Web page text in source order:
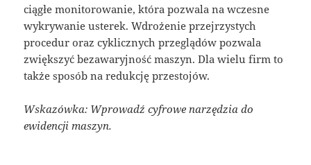
ciągłe monitorowanie, która pozwala na wczesne
wykrywanie usterek. Wdrożenie przejrzystych
procedur oraz cyklicznych przeglądów pozwala
zwiększyć bezawaryjność maszyn. Dla wielu firm to
także sposób na redukcję przestojów.
Wskazówka: Wprowadź cyfrowe narzędzia do
ewidencji maszyn.